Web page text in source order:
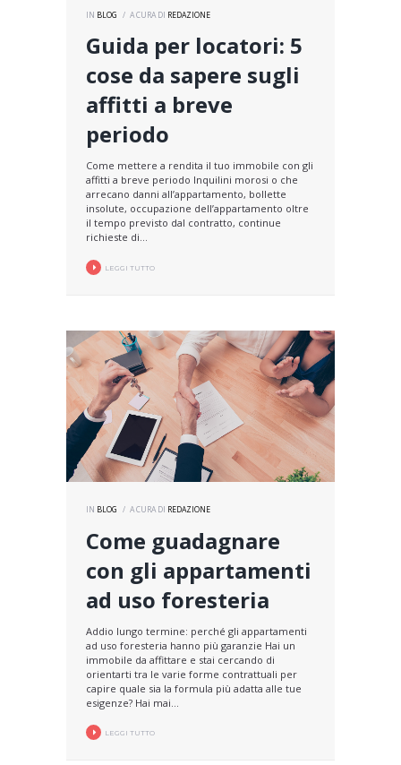
IN BLOG A CURA DI REDAZIONE
Guida per locatori: 5
cose da sapere sugli
affitti a breve
periodo
Come mettere a rendita il tuo immobile con gli
affitti a breve periodo Inquilini morosi o che
arrecano danni all’appartamento, bollette
insolute, occupazione dell’appartamento oltre
il tempo previsto dal contratto, continue
richieste di...
LEGGI TUTTO
IN BLOG A CURA DI REDAZIONE
Come guadagnare
con gli appartamenti
ad uso foresteria
Addio lungo termine: perché gli appartamenti
ad uso foresteria hanno più garanzie Hai un
immobile da affittare e stai cercando di
orientarti tra le varie forme contrattuali per
capire quale sia la formula più adatta alle tue
esigenze? Hai mai...
LEGGI TUTTO